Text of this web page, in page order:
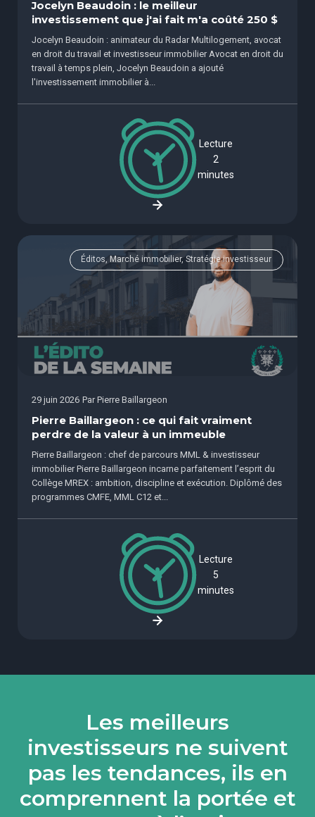
Jocelyn Beaudoin : le meilleur
investissement que j'ai fait m'a coûté 250 $
Jocelyn Beaudoin : animateur du Radar Multilogement, avocat
en droit du travail et investisseur immobilier Avocat en droit du
travail à temps plein, Jocelyn Beaudoin a ajouté
l'investissement immobilier à...
Lecture
2
minutes
Éditos, Marché immobilier, Stratégie investisseur
29 juin 2026 Par Pierre Baillargeon
Pierre Baillargeon : ce qui fait vraiment
perdre de la valeur à un immeuble
Pierre Baillargeon : chef de parcours MML & investisseur
immobilier Pierre Baillargeon incarne parfaitement l’esprit du
Collège MREX : ambition, discipline et exécution. Diplômé des
programmes CMFE, MML C12 et...
Lecture
5
minutes
Les meilleurs
investisseurs ne suivent
pas les tendances, ils en
comprennent la portée et